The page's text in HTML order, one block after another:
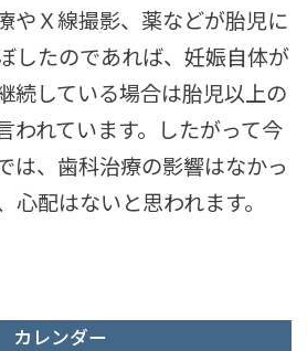
やＸ線撮影、薬などが胎児に
したのであれば、妊娠自体が
続している場合は胎児以上の
われています。したがって今
は、歯科治療の影響はなかっ
心配はないと思われます。
カレンダー